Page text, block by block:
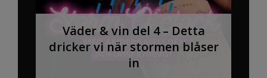
Väder & vin del 4 – Detta
dricker vi när stormen blåser
in